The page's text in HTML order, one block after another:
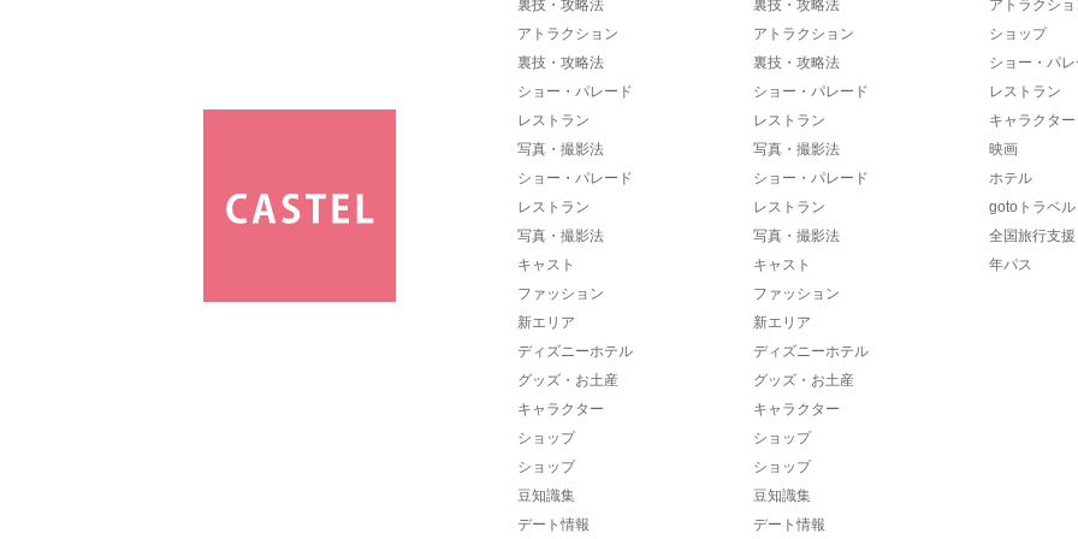
裏技・攻略法
アトラクション
裏技・攻略法
ショー・パレード
レストラン
写真・撮影法
ショー・パレード
レストラン
写真・撮影法
キャスト
ファッション
新エリア
ディズニーホテル
グッズ・お土産
キャラクター
ショップ
ショップ
豆知識集
デート情報
裏技・攻略法
アトラクション
裏技・攻略法
ショー・パレード
レストラン
写真・撮影法
ショー・パレード
レストラン
写真・撮影法
キャスト
ファッション
新エリア
ディズニーホテル
グッズ・お土産
キャラクター
ショップ
ショップ
豆知識集
デート情報
アトラクシ
ショップ
ショー・パ
レストラン
キャラクター
映画
ホテル
gotoトラベル
全国旅行支援
年パス